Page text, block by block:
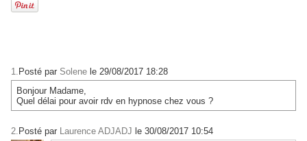
1. Posté par Solene le 29/08/2017 18:28
Bonjour Madame,
Quel délai pour avoir rdv en hypnose chez vous ?
2. Posté par Laurence ADJADJ le 30/08/2017 10:54